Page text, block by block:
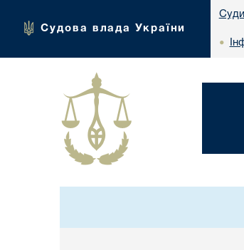
Судова влада України
Суди
•